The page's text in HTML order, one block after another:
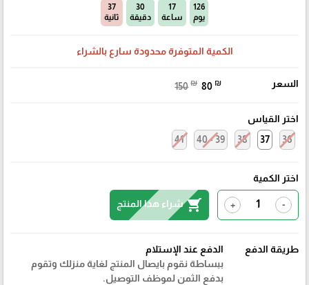
126
يوم
17
ساعة
30
دقيقة
36
ثانية
الكمية المتوفرة محدودة سارع بالشراء
السعر 150 ₪ 80 ₪
اختر القياس
36
37
38
39 - 40
41
اختر الكمية
-
+
shopping_cartشراء هذا المنتج
طريقة الدفع
الدفع عند الإستلام
ببساطة نقوم بايصال المنتج لغاية منزلك وتقوم
بدفع الثمن لموظف التوصيل.